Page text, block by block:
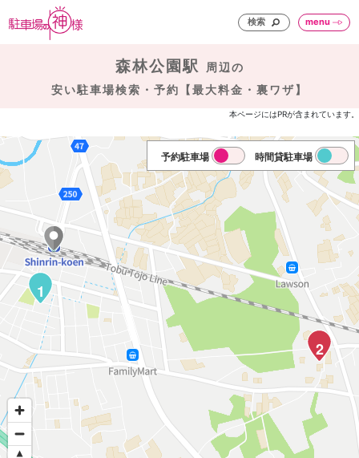
検索 menu
森林公園駅
周辺の
安い駐車場検索・予約【最大料金・裏ワザ】
本ページにはPRが含まれています。
2
1
予約駐車場 時間貸駐車場